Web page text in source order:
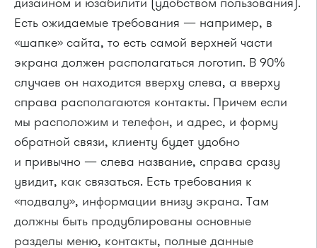
Есть ожидаемые требования — например, в
«шапке» сайта, то есть самой верхней части
экрана должен располагаться логотип. В 90%
случаев он находится вверху слева, а вверху
справа располагаются контакты. Причем если
мы расположим и телефон, и адрес, и форму
обратной связи, клиенту будет удобно
и привычно — слева название, справа сразу
увидит, как связаться. Есть требования к
«подвалу», информации внизу экрана. Там
должны быть продублированы основные
разделы меню, контакты, полные данные